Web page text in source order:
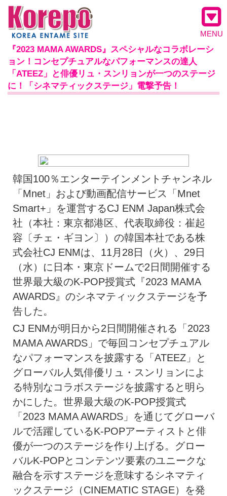
MENU
『2023 MAMA AWARDS』スペシャルなコラボレーシ
ョン！コンセプチュアルなパフォーマンスの達人
「ATEEZ」と俳優リュ・スンリョンが一つのステージ
に！「シネマティックステージ」電撃予告！
韓国100％エンターテインメントチャンネル
「Mnet」および動画配信サービス「Mnet
Smart+」を運営するCJ ENM Japan株式会
社（本社：東京都港区、代表取締役：崔起
容〔チェ・ギヨン〕）の韓国本社である株
式会社CJ ENMは、11月28日（火）、29日
（水）に日本・東京ドームで2日間開催する
世界最大級のK-POP授賞式『2023 MAMA
AWARDS』のシネマティックステージを予
告した。
CJ ENMが明日から2日間開催される「2023
MAMA AWARDS」で毎回コンセプチュアル
なパフォーマンスを披露する「ATEEZ」と
グローバル人気俳優リュ・スンリョンによ
る特別なコラボステージを披露すると明ら
かにした。世界最大級のK-POP授賞式
「2023 MAMA AWARDS」を通じてグローバ
ルで活躍しているK-POPアーティストと俳
優が一つのステージを作り上げる。グロー
バルK-POPとコンテンツ要素のユニークな
融合を示すステージを意味するシネマティ
ックステージ（CINEMATIC STAGE）を発